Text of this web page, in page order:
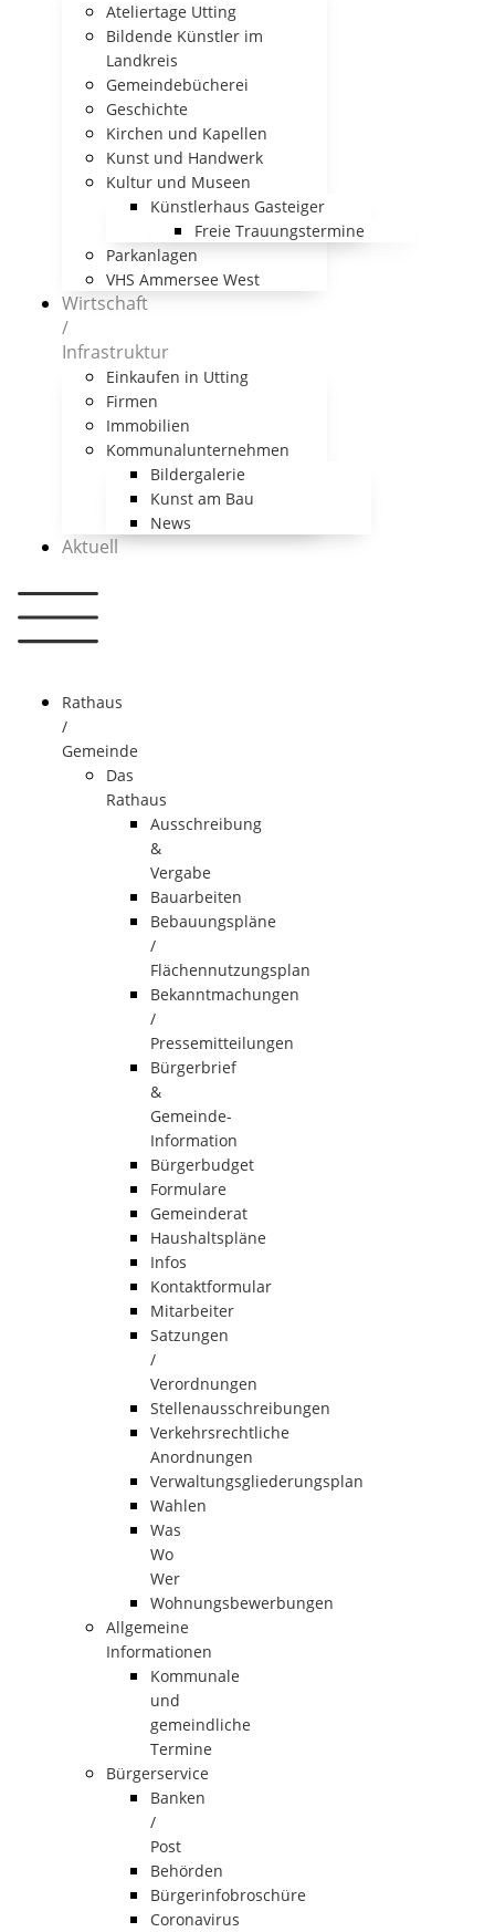
Ateliertage Utting
Bildende Künstler im
Landkreis
Gemeindebücherei
Geschichte
Kirchen und Kapellen
Kunst und Handwerk
Kultur und Museen
Künstlerhaus Gasteiger
Freie Trauungstermine
Parkanlagen
VHS Ammersee West
Wirtschaft
/
Infrastruktur
Einkaufen in Utting
Firmen
Immobilien
Kommunalunternehmen
Bildergalerie
Kunst am Bau
News
Aktuell
Rathaus
/
Gemeinde
Das
Rathaus
Ausschreibung
&
Vergabe
Bauarbeiten
Bebauungspläne
/
Flächennutzungsplan
Bekanntmachungen
/
Pressemitteilungen
Bürgerbrief
&
Gemeinde-
Information
Bürgerbudget
Formulare
Gemeinderat
Haushaltspläne
Infos
Kontaktformular
Mitarbeiter
Satzungen
/
Verordnungen
Stellenausschreibungen
Verkehrsrechtliche
Anordnungen
Verwaltungsgliederungsplan
Wahlen
Was
Wo
Wer
Wohnungsbewerbungen
Allgemeine
Informationen
Kommunale
und
gemeindliche
Termine
Bürgerservice
Banken
/
Post
Behörden
Bürgerinfobroschüre
Coronavirus